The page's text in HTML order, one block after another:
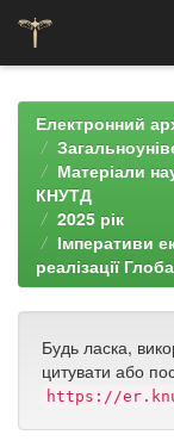
navigationЕлектронний
Матеріали
КНУТД
2025 рік
Імперативи
реалізації
Будь ласка,
цитувати або
https://